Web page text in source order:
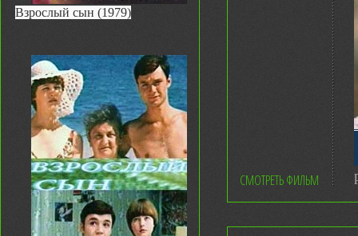
Взрослый сын (1979)
СМОТРЕТЬ ФИЛЬМ